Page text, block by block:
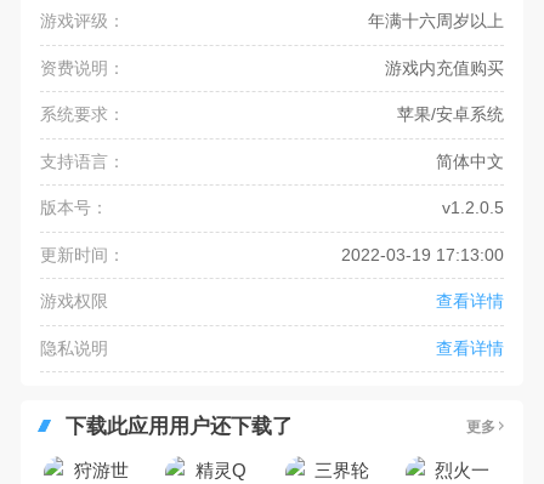
游戏评级： 年满十六周岁以上
资费说明： 游戏内充值购买
系统要求： 苹果/安卓系统
支持语言： 简体中文
版本号： v1.2.0.5
更新时间： 2022-03-19 17:13:00
游戏权限 查看详情
隐私说明 查看详情
下载此应用用户还下载了 更多